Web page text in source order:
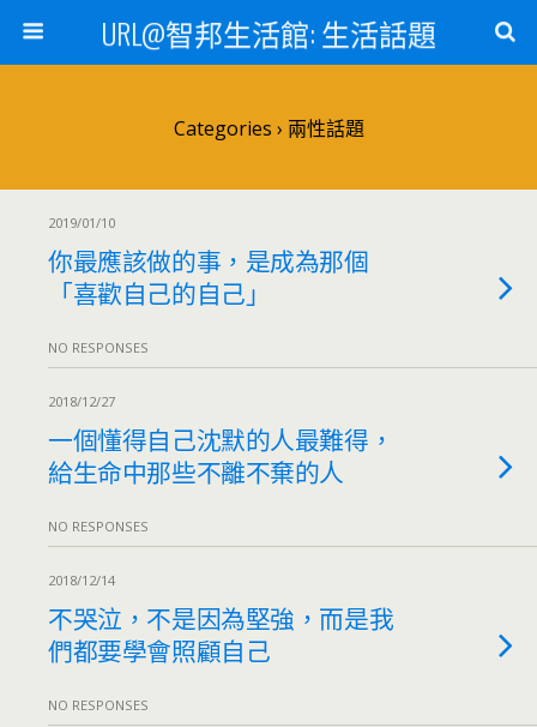
URL@智邦生活館: 生活話題
Categories › 兩性話題
2019/01/10
你最應該做的事，是成為那個
「喜歡自己的自己」
NO RESPONSES
2018/12/27
一個懂得自己沈默的人最難得，
給生命中那些不離不棄的人
NO RESPONSES
2018/12/14
不哭泣，不是因為堅強，而是我
們都要學會照顧自己
NO RESPONSES